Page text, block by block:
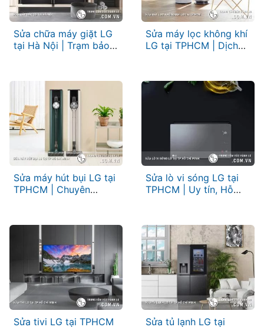
Sửa chữa máy giặt LG
tại Hà Nội | Trạm bảo
Sửa máy lọc không khí
LG tại TPHCM | Dịch
Sửa máy hút bụi LG tại
TPHCM | Chuyên
Sửa lò vi sóng LG tại
TPHCM | Uy tín, Hỗ
Sửa tivi LG tại TPHCM Sửa tủ lạnh LG tại